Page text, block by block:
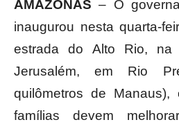
AMAZONAS – O
inaugurou nesta quarta-
estrada do Alto Rio, na
Jerusalém, em Rio
quilômetros de
famílias devem